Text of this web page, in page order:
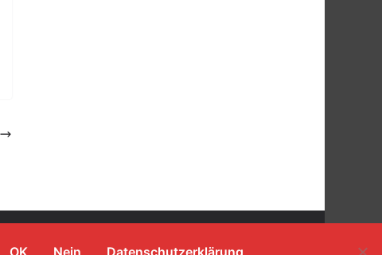
OK Nein Datenschutzerklärung